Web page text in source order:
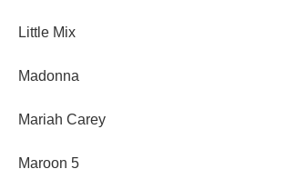
Little Mix
Madonna
Mariah Carey
Maroon 5